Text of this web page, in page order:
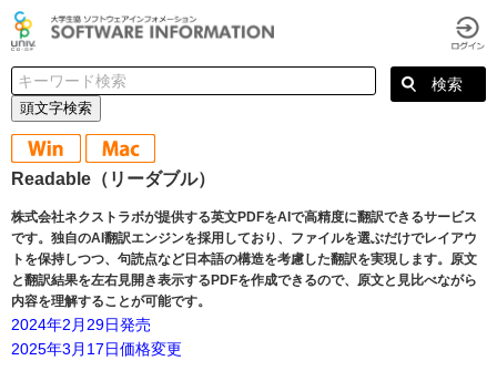
頭文字検索
Readable（リーダブル）
株式会社ネクストラボが提供する英文PDFをAIで高精度に翻訳できるサービス
です。独自のAI翻訳エンジンを採用しており、ファイルを選ぶだけでレイアウ
トを保持しつつ、句読点など日本語の構造を考慮した翻訳を実現します。原文
と翻訳結果を左右見開き表示するPDFを作成できるので、原文と見比べながら
内容を理解することが可能です。
2024年2月29日発売
2025年3月17日価格変更